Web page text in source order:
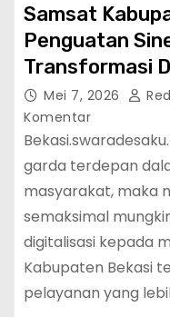
Samsat
Penguatan
Transformasi
Peningkatan
Mei 7, 2026
Komentar
garda terdepan
masyarakat, maka
semaksimal
digitalisasi kepada
Kabupaten Bekasi
pelayanan yang